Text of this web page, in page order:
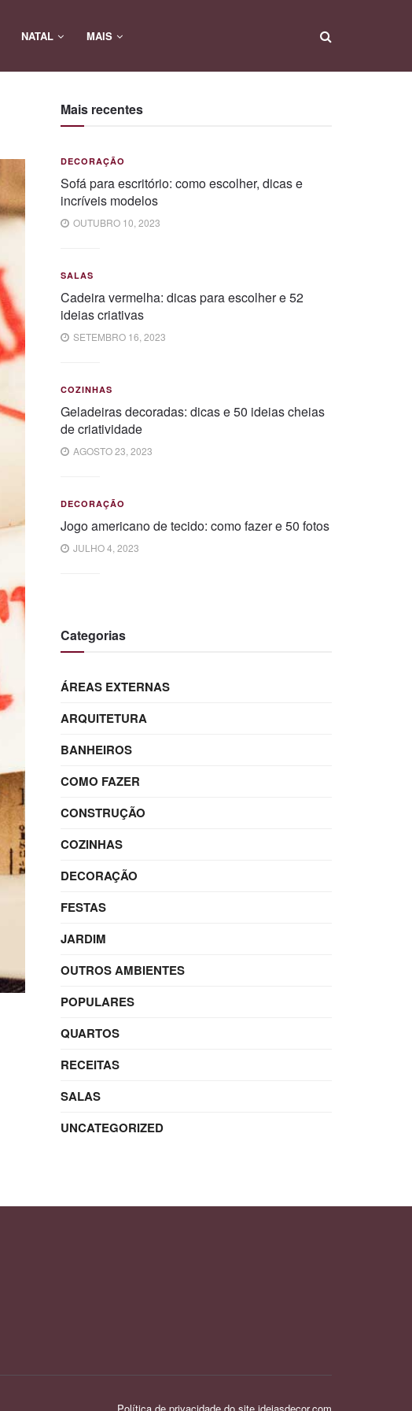
NATAL MAIS
Mais recentes
DECORAÇÃO
Sofá para escritório: como escolher, dicas e
incríveis modelos
OUTUBRO 10, 2023
SALAS
Cadeira vermelha: dicas para escolher e 52
ideias criativas
SETEMBRO 16, 2023
COZINHAS
Geladeiras decoradas: dicas e 50 ideias cheias
de criatividade
AGOSTO 23, 2023
DECORAÇÃO
Jogo americano de tecido: como fazer e 50 fotos
JULHO 4, 2023
Categorias
ÁREAS EXTERNAS
ARQUITETURA
BANHEIROS
COMO FAZER
CONSTRUÇÃO
COZINHAS
DECORAÇÃO
FESTAS
JARDIM
OUTROS AMBIENTES
POPULARES
QUARTOS
RECEITAS
SALAS
UNCATEGORIZED